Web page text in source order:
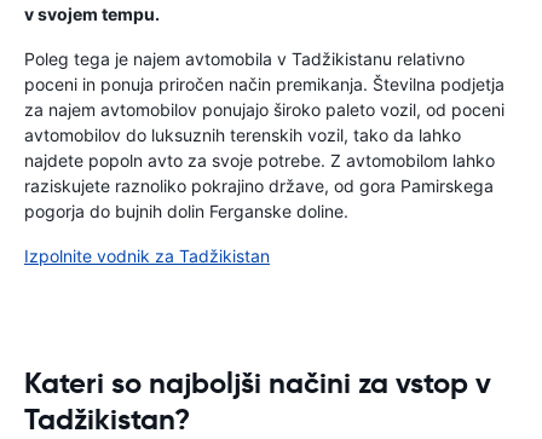
v svojem tempu.
Poleg tega je najem avtomobila v Tadžikistanu relativno
poceni in ponuja priročen način premikanja. Številna podjetja
za najem avtomobilov ponujajo široko paleto vozil, od poceni
avtomobilov do luksuznih terenskih vozil, tako da lahko
najdete popoln avto za svoje potrebe. Z avtomobilom lahko
raziskujete raznoliko pokrajino države, od gora Pamirskega
pogorja do bujnih dolin Ferganske doline.
Izpolnite vodnik za Tadžikistan
Kateri so najboljši načini za vstop v
Tadžikistan?